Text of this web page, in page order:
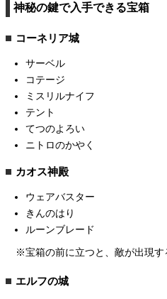
神秘の鍵で入手できる宝箱
コーネリア城
サーベル
コテージ
ミスリルナイフ
テント
てつのよろい
ニトロのかやく
カオス神殿
ウェアバスター
きんのはり
ルーンブレード
※宝箱の前に立つと、敵が出現す
エルフの城